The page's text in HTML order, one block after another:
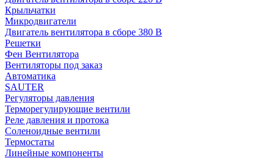
Крыльчатки
Микродвигатели
Двигатель вентилятора в сборе 380 В
Решетки
Фен Вентилятора
Вентиляторы под заказ
Автоматика
SAUTER
Регуляторы давления
Терморегулирующие вентили
Реле давления и протока
Соленоидные вентили
Термостаты
Линейные компоненты